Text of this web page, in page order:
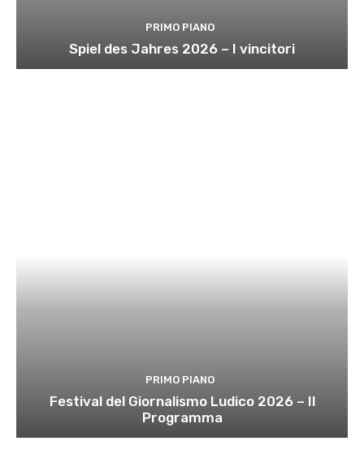
PRIMO PIANO
Spiel des Jahres 2026 – I vincitori
PRIMO PIANO
Festival del Giornalismo Ludico 2026 – Il
Programma